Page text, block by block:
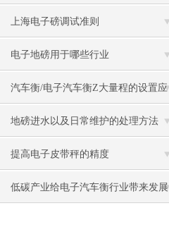
上海电子磅调试准则
电子地磅用于哪些行业
汽车衡/电子汽车衡Z大量程的设置应
用
地磅进水以及日常维护的处理方法
提高电子皮带秤的精度
低碳产业给电子汽车衡行业带来发展